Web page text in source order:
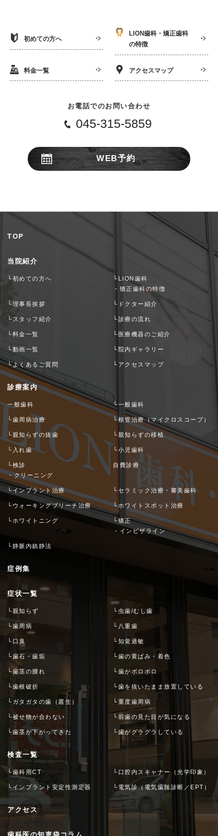
初めての方へ
LION歯科・矯正歯科
の特徴
料金一覧 アクセスマップ
お電話でのお問い合わせ
045-315-5859
WEB予約
TOP
当院紹介
└初めての方へ
└LION歯科
・矯正歯科の特徴
└理事長挨拶 └ドクター紹介
└スタッフ紹介 └診療の流れ
└料金一覧 └医療機器のご紹介
└動画一覧 └院内ギャラリー
└よくあるご質問 └アクセスマップ
診療案内
一般歯科 └一般歯科
└歯周病治療 └根管治療（マイクロスコープ）
└親知らずの抜歯 └親知らずの移植
└入れ歯 └小児歯科
└検診
・クリーニング
自費診療
└インプラント治療 └セラミック治療・審美歯科
└ウォーキングブリーチ治療 └ホワイトスポット治療
└ホワイトニング
└矯正
・インビザライン
└静脈内鎮静法
症例集
症状一覧
└親知らず └虫歯/むし歯
└歯周病 └八重歯
└口臭 └知覚過敏
└歯石・歯垢 └歯の黄ばみ・着色
└歯茎の腫れ └歯がボロボロ
└歯根破折 └歯を抜いたまま放置している
└ガタガタの歯（叢生） └重度歯周病
└被せ物が合わない └前歯の見た目が気になる
└歯茎が下がってきた └歯がグラグラしている
検査一覧
└歯科用CT └口腔内スキャナー（光学印象）
└インプラント安定性測定器 └電気診（電気歯髄診断／EPT）
アクセス